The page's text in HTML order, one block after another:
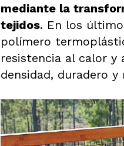
mediante la
tejidos. En los
polímero
resistencia al calor y
densidad, duradero y